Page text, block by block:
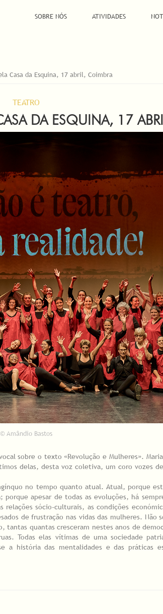
SOBRE NÓS ATIVIDADES
Casa da Esquina, 17 abril, Coimbra
TEATRO
DA ESQUINA, 17
© Amândio Bastos
sobre o texto «Revolução e Mulheres».
delas, desta voz coletiva, um coro vozes
no tempo quanto atual. Atual, porque
apesar de todas as evoluções, há
sócio-culturais, as condições
de frustração nas vidas das mulheres. Não
tantas quantas cresceram nestes anos de
Todas elas vítimas de uma sociedade
a história das mentalidades e das práticas